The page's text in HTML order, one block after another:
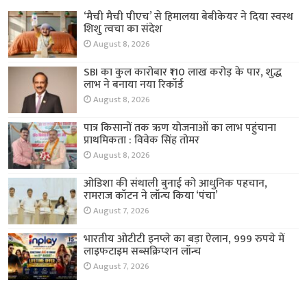
‘मैची मैची पीएच’ से हिमालया बेबीकेयर ने दिया स्वस्थ
शिशु त्वचा का संदेश
August 8, 2026
SBI का कुल कारोबार ₹110 लाख करोड़ के पार, शुद्ध
लाभ ने बनाया नया रिकॉर्ड
August 8, 2026
पात्र किसानों तक ऋण योजनाओं का लाभ पहुंचाना
प्राथमिकता : विवेक सिंह तोमर
August 8, 2026
ओडिशा की संथाली बुनाई को आधुनिक पहचान,
रामराज कॉटन ने लॉन्च किया ‘पंचा’
August 7, 2026
भारतीय ओटीटी इनप्ले का बड़ा ऐलान, 999 रुपये में
लाइफटाइम सब्सक्रिप्शन लॉन्च
August 7, 2026